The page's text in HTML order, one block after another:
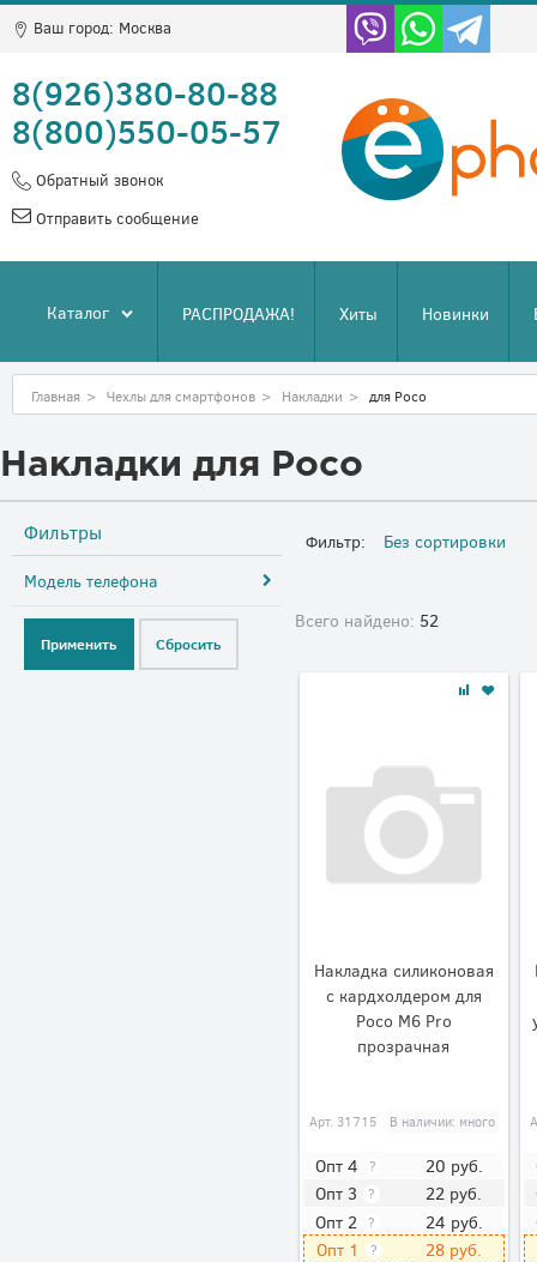
Ваш город: Москва
8(926)380-80-88
8(800)550-05-57
Обратный звонок
Отправить сообщение
Каталог РАСПРОДАЖА! Хиты Новинки
Главная > Чехлы для смартфонов > Накладки > для Poco
Накладки для Poco
Фильтры
Модель телефона
Фильтр: Без сортировки
Всего найдено: 52
Накладка силиконовая
с кардхолдером для
Poco M6 Pro
прозрачная
Арт. 31715 В наличии: много
Опт 4 ? 20 руб.
Опт 3 ? 22 руб.
Опт 2 ? 24 руб.
Опт 1 ? 28 руб.